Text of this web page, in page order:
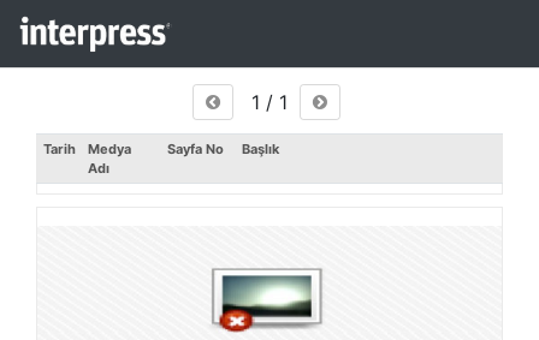
1 / 1
Tarih
Medya
Adı
Sayfa No Başlık